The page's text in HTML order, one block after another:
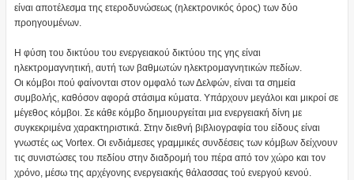
είναι αποτέλεσμα της ετεροδυνώσεως (ηλεκτρονικός όρος) των δύο
προηγουμένων.
Η φύση του δικτύου του ενεργειακού δικτύου της γης είναι
ηλεκτρομαγνητική, αυτή των βαθμωτών ηλεκτρομαγνητικών πεδίων.
Οι κόμβοι πού φαίνονται στον ομφαλό των Δελφών, είναι τα σημεία
συμβολής, καθόσον αφορά στάσιμα κύματα. Υπάρχουν μεγάλοι και μικροί σε
μέγεθος κόμβοι. Σε κάθε κόμβο δημιουργείται μια ενεργειακή δίνη με
συγκεκριμένα χαρακτηριστικά. Στην διεθνή βιβλιογραφία του είδους είναι
γνωστές ως Vortex. Οι ενδιάμεσες γραμμικές συνδέσεις των κόμβων δείχνουν
τις συνιστώσες του πεδίου στην διαδρομή του πέρα από τον χώρο και τον
χρόνο, μέσω της αρχέγονης ενεργειακής θάλασσας τού ενεργού κενού.